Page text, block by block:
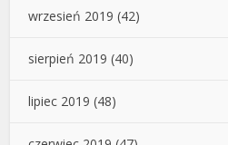
wrzesień 2019 (42)
sierpień 2019 (40)
lipiec 2019 (48)